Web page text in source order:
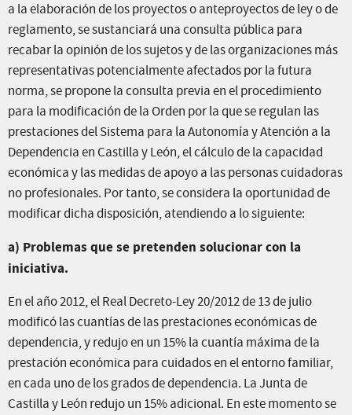
a la elaboración de los proyectos o anteproyectos de ley o de
reglamento, se sustanciará una consulta pública para
recabar la opinión de los sujetos y de las organizaciones más
representativas potencialmente afectados por la futura
norma, se propone la consulta previa en el procedimiento
para la modificación de la Orden por la que se regulan las
prestaciones del Sistema para la Autonomía y Atención a la
Dependencia en Castilla y León, el cálculo de la capacidad
económica y las medidas de apoyo a las personas cuidadoras
no profesionales. Por tanto, se considera la oportunidad de
modificar dicha disposición, atendiendo a lo siguiente:
a) Problemas que se pretenden solucionar con la
iniciativa.
En el año 2012, el Real Decreto-Ley 20/2012 de 13 de julio
modificó las cuantías de las prestaciones económicas de
dependencia, y redujo en un 15% la cuantía máxima de la
prestación económica para cuidados en el entorno familiar,
en cada uno de los grados de dependencia. La Junta de
Castilla y León redujo un 15% adicional. En este momento se